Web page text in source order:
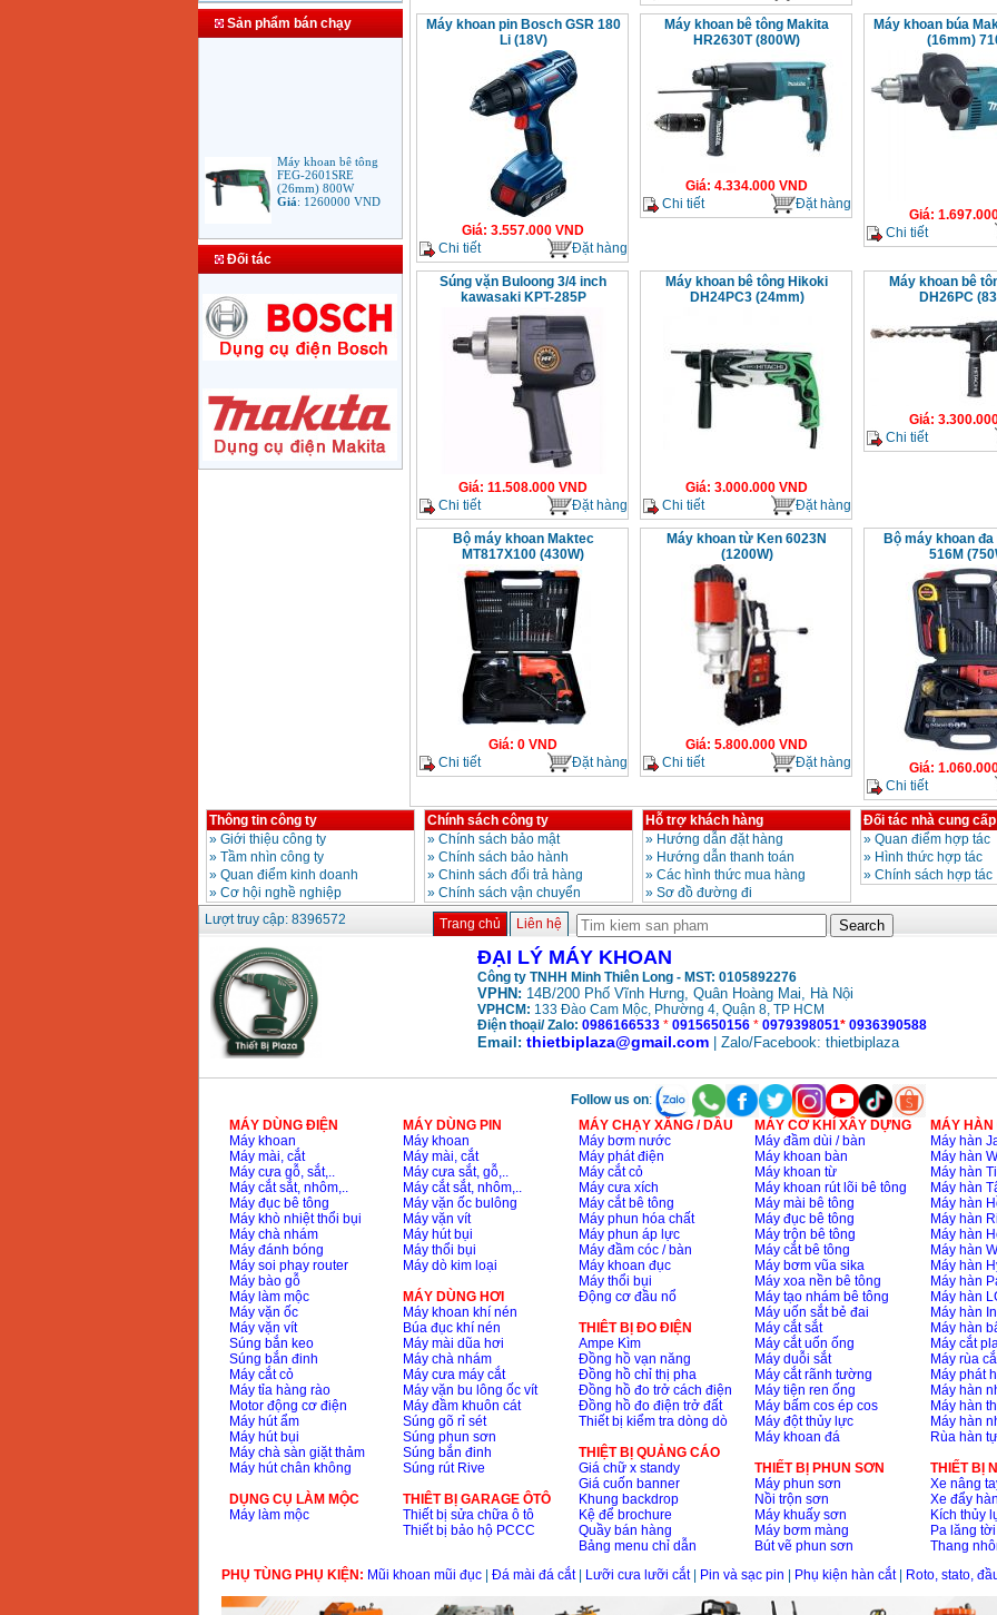
Sản phẩm bán chạy
FEG-2601SRE
(26mm) 800W
Giá:1260000VND
Bảng giá mũi khoan
Giá:330000VND
Máy Khoan Bosch
GSB 16RE (750W)
Bộ máy khoan Bosch
GSB 13RE hộp nhựa
Máy khoan Bosch
GSB 550 (550W)
Giá:1132000
Bảng giá máy khoan
Bosch 2024
Giá:884000VND
Máy khoan Bosch
GBH 2-24RE (790W)
Giá:3062000
Đối tác
Máy khoan pin Bosch GSR 180
Li (18V)
Giá: 3.557.000 VND
Chi tiết
Đặt hàng
Máy khoan bê tông Makita
HR2630T (800W)
Giá: 4.334.000 VND
Chi tiết
Đặt hàng
Máy khoan búa
(16mm)
Giá:
Chi tiết
Súng vặn Buloong 3/4 inch
kawasaki KPT-285P
Giá: 11.508.000 VND
Chi tiết
Đặt hàng
Máy khoan bê tông Hikoki
DH24PC3 (24mm)
Giá: 3.000.000 VND
Chi tiết
Đặt hàng
Máy khoan bê
DH26PC
Giá:
Chi tiết
Bộ máy khoan Maktec
MT817X100 (430W)
Giá: 0 VND
Chi tiết
Đặt hàng
Máy khoan từ Ken 6023N
(1200W)
Giá: 5.800.000 VND
Chi tiết
Đặt hàng
Bộ máy khoan đa
516M
Giá:
Chi tiết
Thông tin công ty
» Giới thiệu công ty
» Tầm nhìn công ty
» Quan điểm kinh doanh
» Cơ hội nghề nghiệp
Chính sách công ty
» Chính sách bảo mật
» Chính sách bảo hành
» Chinh sách đổi trả hàng
» Chính sách vận chuyển
Hỗ trợ khách hàng
» Hướng dẫn đặt hàng
» Hướng dẫn thanh toán
» Các hình thức mua hàng
» Sơ đồ đường đi
Đối tác nhà cung cấp
» Quan điểm hợp tác
» Hình thức hợp tác
» Chính sách hợp tác
Lượt truy cập: 8396572 Trang chủ Liên hệ
ĐẠI LÝ MÁY KHOAN
Công ty TNHH Minh Thiên Long - MST: 0105892276
VPHN: 14B/200 Phố Vĩnh Hưng, Quân Hoàng Mai, Hà Nội
VPHCM: 133 Đào Cam Mộc, Phường 4, Quận 8, TP HCM
Điện thoại/ Zalo: 0986166533 * 0915650156* 0979398051* 0936390588
Email: thietbiplaza@gmail.com| Zalo/Facebook: thietbiplaza
Follow us on:
MÁY DÙNG ĐIỆN
Máy khoan
Máy mài, cắt
Máy cưa gỗ, sắt,..
Máy cắt sắt, nhôm,..
Máy đục bê tông
Máy khò nhiệt thổi bụi
Máy chà nhám
Máy đánh bóng
Máy soi phay router
Máy bào gỗ
Máy làm mộc
Máy vặn ốc
Máy vặn vít
Súng bắn keo
Súng bắn đinh
Máy cắt cỏ
Máy tỉa hàng rào
Motor động cơ điện
Máy hút ẩm
Máy hút bụi
Máy chà sàn giặt thảm
Máy hút chân không
DỤNG CỤ LÀM MỘC
Máy làm mộc
MÁY DÙNG PIN
Máy khoan
Máy mài, cắt
Máy cưa sắt, gỗ,..
Máy cắt sắt, nhôm,..
Máy vặn ốc bulông
Máy vặn vít
Máy hút bụi
Máy thổi bụi
Máy dò kim loại
MÁY DÙNG HƠI
Máy khoan khí nén
Búa đục khí nén
Máy mài dũa hơi
Máy chà nhám
Máy cưa máy cắt
Máy vặn bu lông ốc vít
Máy đầm khuôn cát
Súng gõ rỉ sét
Súng phun sơn
Súng bắn đinh
Súng rút Rive
THIÊT BỊ GARAGE ÔTÔ
Thiết bị sửa chữa ô tô
Thiết bị bảo hộ PCCC
MÁY CHẠY XĂNG / DẦU
Máy bơm nước
Máy phát điện
Máy cắt cỏ
Máy cưa xích
Máy cắt bê tông
Máy phun hóa chất
Máy phun áp lực
Máy đầm cóc / bàn
Máy khoan đục
Máy thổi bụi
Động cơ đầu nổ
THIÊT BỊ ĐO ĐIỆN
Ampe Kìm
Đồng hồ vạn năng
Đồng hồ chỉ thị pha
Đồng hồ đo trở cách điện
Đồng hồ đo điện trở đất
Thiết bị kiểm tra dòng dò
THIỆT BỊ QUẢNG CÁO
Giá chữ x standy
Giá cuốn banner
Khung backdrop
Kệ để brochure
Quầy bán hàng
Bảng menu chỉ dẫn
MÁY CƠ KHÍ XÂY DỰNG
Máy đầm dùi / bàn
Máy khoan bàn
Máy khoan từ
Máy khoan rút lõi bê tông
Máy mài bê tông
Máy đục bê tông
Máy trộn bê tông
Máy cắt bê tông
Máy bơm vũa sika
Máy xoa nền bê tông
Máy tạo nhám bê tông
Máy uốn sắt bẻ đai
Máy cắt sắt
Máy cắt uốn ống
Máy duỗi sắt
Máy cắt rãnh tường
Máy tiện ren ống
Máy bấm cos ép cos
Máy đột thủy lực
Máy khoan đá
THIẾT BỊ PHUN SƠN
Máy phun sơn
Nồi trộn sơn
Máy khuấy sơn
Máy bơm màng
Bút vẽ phun sơn
MÁY HÀN
Máy hàn
Máy hàn
Máy hàn
Máy hàn
Máy hàn
Máy hàn
Máy hàn
Máy hàn
Máy hàn
Máy hàn
Máy hàn
Máy hàn
Máy hàn
Máy cắt
Máy rùa
Máy phát
Máy hàn
Máy hàn
Máy hàn
Rùa hàn
THIẾT BỊ
Xe nâng
Xe đẩy
Kích thủy
Pa lăng
Thang
PHỤ TÙNG PHỤ KIỆN: Mũi khoan mũi đục| Đá mài đá cắt| Lưỡi cưa lưỡi cắt| Pin và sạc pin Phụ kiện hàn cắt| Roto, stato,